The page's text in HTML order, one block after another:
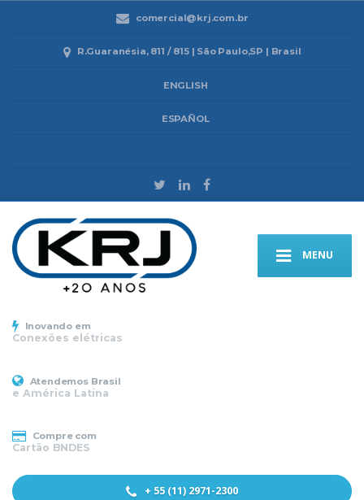
comercial@krj.com.br
R.Guaranésia, 811 / 815 | São Paulo,SP | Brasil
ENGLISH
ESPAÑOL
MENU
Inovando em
Conexões elétricas
Atendemos Brasil
e América Latina
Compre com
Cartão BNDES
+ 55 (11) 2971-2300